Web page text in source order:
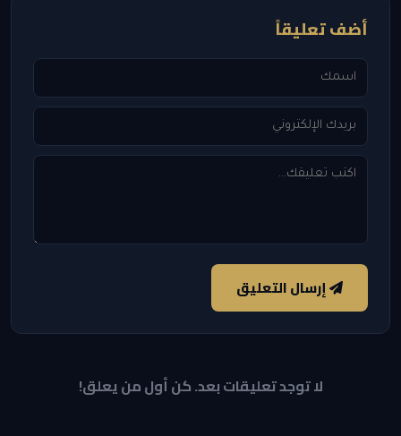
أضف تعليقاً
إرسال التعليق
لا توجد تعليقات بعد. كن أول من يعلق!